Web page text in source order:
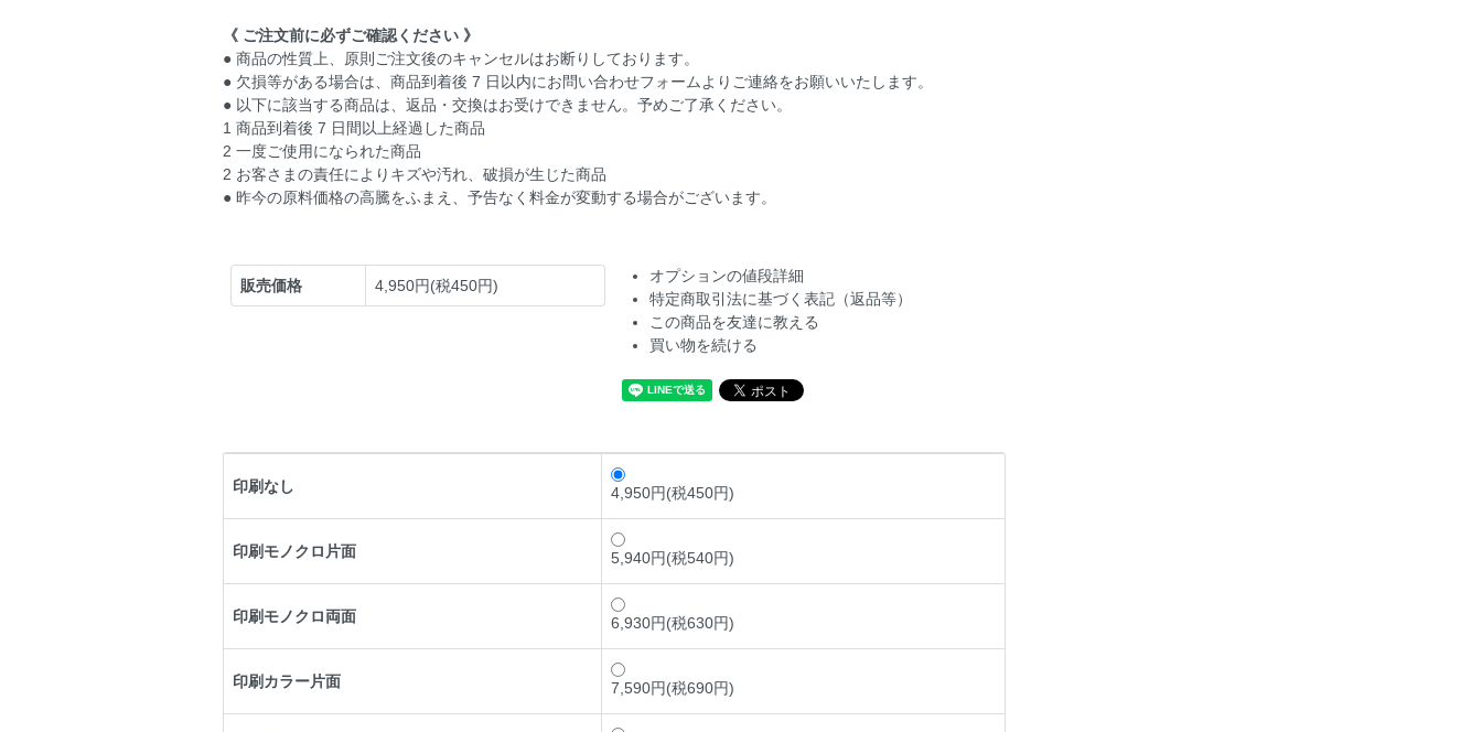
《 ご注文前に必ずご確認ください 》
● 商品の性質上、原則ご注文後のキャンセルはお断りしております。
● 欠損等がある場合は、商品到着後 7 日以内にお問い合わせフォームよりご連絡をお願いいたします。
● 以下に該当する商品は、返品・交換はお受けできません。予めご了承ください。
1 商品到着後 7 日間以上経過した商品
2 一度ご使用になられた商品
2 お客さまの責任によりキズや汚れ、破損が生じた商品
● 昨今の原料価格の高騰をふまえ、予告なく料金が変動する場合がございます。
販売価格 4,950円(税450円)
オプションの値段詳細
特定商取引法に基づく表記（返品等）
この商品を友達に教える
買い物を続ける
印刷なし 4,950円(税450円)
印刷モノクロ片面 5,940円(税540円)
印刷モノクロ両面 6,930円(税630円)
印刷カラー片面 7,590円(税690円)